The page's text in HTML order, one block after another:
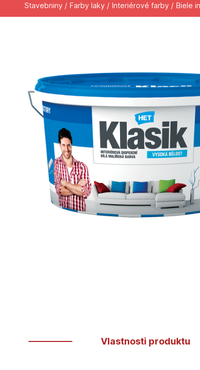
Stavebniny / Farby laky / Interiérové farby / Biele
Vlastnosti produktu